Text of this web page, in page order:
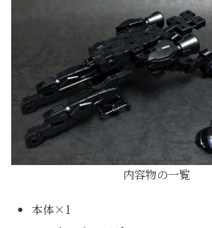
内容物の一覧
本体×1